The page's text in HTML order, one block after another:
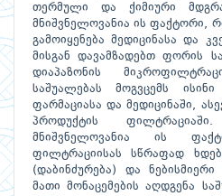
თერმული და ქიმიური
მნიშვნელოვანია ის ფაქტორი,
გამოიყენება მედიცინასა და
მისგან დავამზადებთ ფორის
დიაპაზონის
საშუალებას მოგვცემს
ფარმაციასა და მედიცინაში,
პროდუქტის
მნიშვნელოვანია ის
ფილტრაციისას სწრაფად
(დაბინძურება) და
მათი მონაცემების აღდგენა